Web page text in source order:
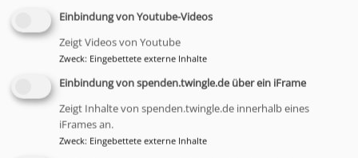
Bischofskirche St. Matthäus München e. V." gegründet,
der personell eng mit der Matthäuskirchengemeinde
verzahnt ist:
(Pfarrer Dr. Norbert Roth, 1. Vorsitzender)
Die Schirmherrschaft haben dankenswerterweise
übernommen:
Landesbischof
Landeskirche Bayerns sowie
Einbindung von Youtube-Videos
Zeigt Videos von Youtube
Zweck: Eingebettete externe Inhalte
Einbindung von spenden.twingle.de über ein iFrame
Zeigt Inhalte von spenden.twingle.de innerhalb eines
iFrames an.
Zweck: Eingebettete externe Inhalte